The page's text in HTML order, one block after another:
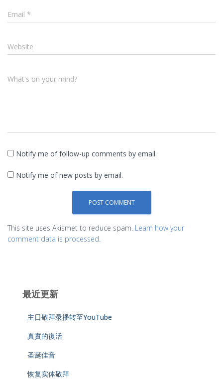
Email *
Website
What's on your mind?
Notify me of follow-up comments by email.
Notify me of new posts by email.
This site uses Akismet to reduce spam. Learn how your
comment data is processed.
最近更新
主日敬拜录播转至YouTube
真實的復活
圣诞佳音
恢复实体敬拜